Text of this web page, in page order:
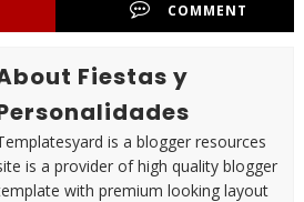
COMMENT
Fiestas y
is a blogger resources
is a provider of high quality blogger
with premium looking layout